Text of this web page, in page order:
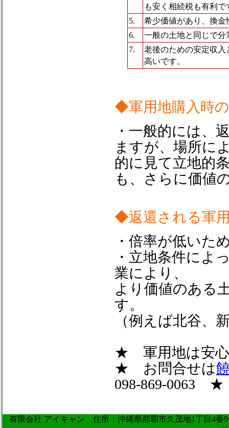
も安く相続税も有利で
5.
希少価値があり、換
6.
一般の土地と同じで
7.
老後のための安定収
高いです。
◆軍用地購入時
・一般的には、
ますが、場所に
的に見て立地的
も、さらに価値
◆返還される軍
・倍率が低いた
・立地条件によ
業により、
より価値のある
す。
（例えば北谷、
★ 軍用地は安
★ お問合せは
098-869-0063 ★
有限会社 アイキャン 住所：沖縄県那覇市久茂地1丁目